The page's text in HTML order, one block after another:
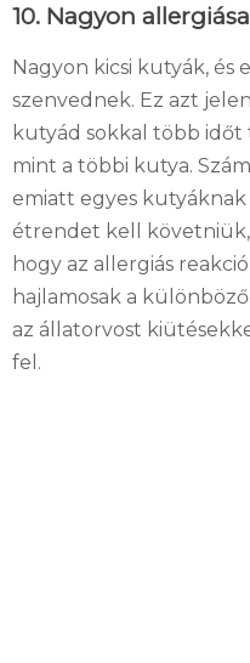
10. Nagyon
Nagyon kicsi kutyák, és
szenvednek. Ez azt
kutyád sokkal több
mint a többi kutya.
emiatt egyes
étrendet kell
hogy az allergiás
hajlamosak a
az állatorvost
fel.